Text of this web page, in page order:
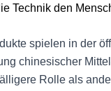
Technik den
spielen in der
chinesischer
Rolle als